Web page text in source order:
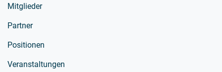
Mitglieder
Partner
Positionen
Veranstaltungen